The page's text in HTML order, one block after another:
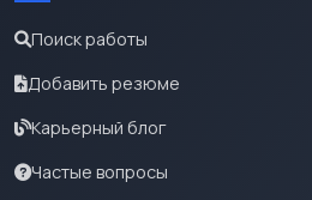
Поиск работы
Добавить резюме
Карьерный блог
Частые вопросы